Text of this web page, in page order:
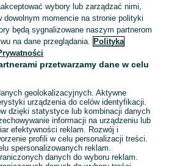
brutto
wymagane
🇺🇦 Запрошуємо людей з України
z Ukrainy), 🇺🇦 Польська мова
(Jęz. polski niewymagany)
2026
wybory lub zarządzać nimi,
dowolnym momencie na stronie polityki
będą sygnalizowane naszym partnerom
na dane przeglądania. Polityka
przetwarzamy dane w celu
geolokalizacyjnych. Aktywne
urządzenia do celów identyfikacji.
dzięki statystyce lub kombinacji danych
informacji na urządzeniu lub
efektywności reklam. Rozwój i
profili w celu personalizacji treści.
spersonalizowanych reklam.
danych do wyboru reklam.